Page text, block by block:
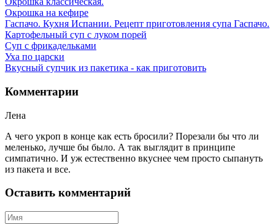
Окрошка на кефире
Гаспачо. Кухня Испании. Рецепт приготовления супа Гаспачо.
Картофельный суп с луком порей
Суп с фрикадельками
Уха по царски
Вкусный супчик из пакетика - как приготовить
Комментарии
Лена
А чего укроп в конце как есть бросили? Порезали бы что ли
меленько, лучше бы было. А так выглядит в принципе
симпатично. И уж естественно вкуснее чем просто сыпануть
из пакета и все.
Оставить комментарий